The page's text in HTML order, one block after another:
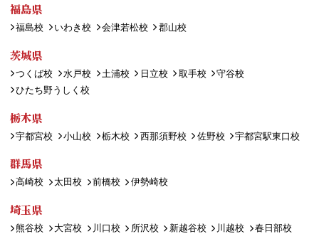
福島県
福島校 いわき校 会津若松校 郡山校
茨城県
つくば校 水戸校 土浦校 日立校 取手校
守谷校
ひたち野うしく校
栃木県
宇都宮校 小山校 栃木校 西那須野校 佐野校 宇都宮駅東口校
群馬県
高崎校 太田校 前橋校 伊勢崎校
埼玉県
熊谷校 大宮校 川口校 所沢校 新越谷校 川越校 春日部校